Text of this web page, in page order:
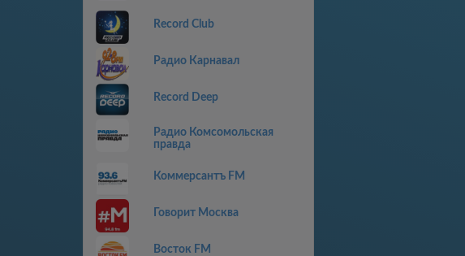
Record Club
Радио Карнавал
Record Deep
Радио Комсомольская
правда
Коммерсантъ FM
Говорит Москва
Восток FM